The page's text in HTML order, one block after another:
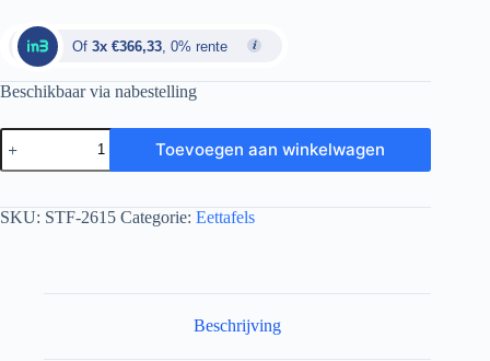
Of 3x €366,33 , 0% rente
Beschikbaar via nabestelling
Toevoegen aan winkelwagen
SKU: STF-2615 Categorie: Eettafels
Beschrijving